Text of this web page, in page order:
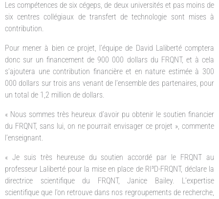
Les compétences de six cégeps, de deux universités et pas moins de
six centres collégiaux de transfert de technologie sont mises à
contribution.
Pour mener à bien ce projet, l’équipe de David Laliberté comptera
donc sur un financement de 900 000 dollars du FRQNT, et à cela
s’ajoutera une contribution financière et en nature estimée à 300
000 dollars sur trois ans venant de l’ensemble des partenaires, pour
un total de 1,2 million de dollars.
« Nous sommes très heureux d’avoir pu obtenir le soutien financier
du FRQNT, sans lui, on ne pourrait envisager ce projet », commente
l’enseignant.
« Je suis très heureuse du soutien accordé par le FRQNT au
professeur Laliberté pour la mise en place de RI³D-FRQNT, déclare la
directrice scientifique du FRQNT, Janice Bailey. L’expertise
scientifique que l’on retrouve dans nos regroupements de recherche,